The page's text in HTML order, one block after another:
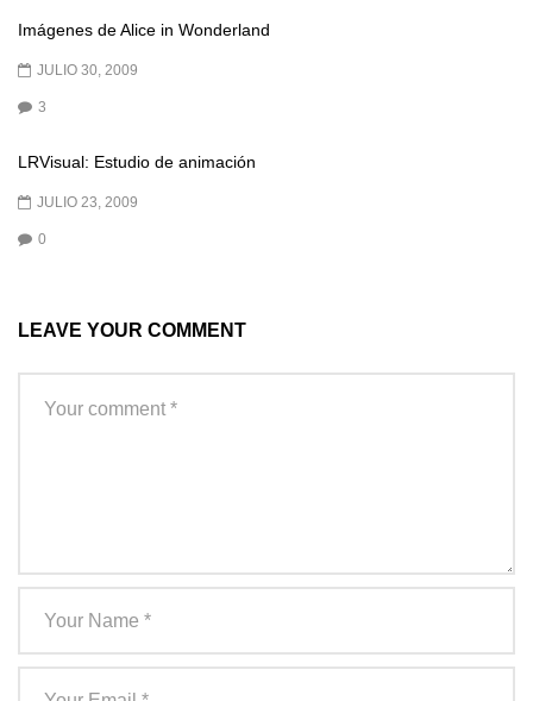
Imágenes de Alice in Wonderland
JULIO 30, 2009
3
LRVisual: Estudio de animación
JULIO 23, 2009
0
LEAVE YOUR COMMENT